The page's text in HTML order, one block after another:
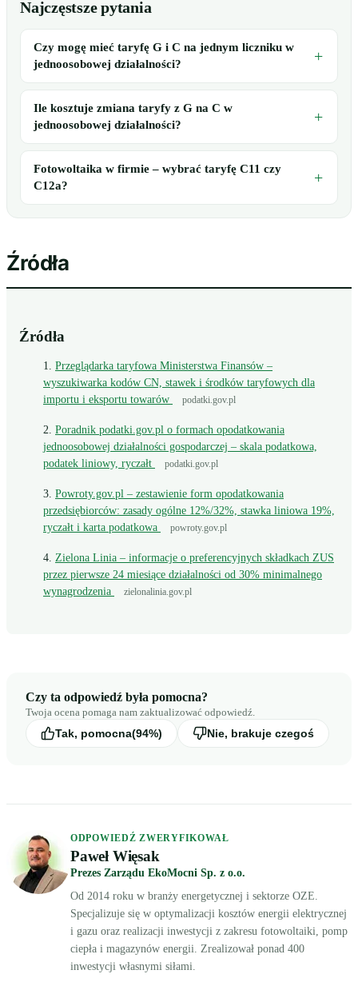
Najczęstsze pytania
Czy mogę mieć taryfę G i C na jednym liczniku w
jednoosobowej działalności?
Ile kosztuje zmiana taryfy z G na C w
jednoosobowej działalności?
Fotowoltaika w firmie – wybrać taryfę C11 czy
C12a?
Źródła
Źródła
Przeglądarka taryfowa Ministerstwa Finansów –
wyszukiwarka kodów CN, stawek i środków taryfowych dla
importu i eksportu towarów
podatki.gov.pl
Poradnik podatki.gov.pl o formach opodatkowania
jednoosobowej działalności gospodarczej – skala podatkowa,
podatek liniowy, ryczałt
podatki.gov.pl
Powroty.gov.pl – zestawienie form opodatkowania
przedsiębiorców: zasady ogólne 12%/32%, stawka liniowa 19%,
ryczałt i karta podatkowa
powroty.gov.pl
Zielona Linia – informacje o preferencyjnych składkach ZUS
przez pierwsze 24 miesiące działalności od 30% minimalnego
wynagrodzenia
zielonalinia.gov.pl
Czy ta odpowiedź była pomocna?
Twoja ocena pomaga nam zaktualizować odpowiedź.
Tak, pomocna(94%) Nie, brakuje czegoś
ODPOWIEDŹ ZWERYFIKOWAŁ
Paweł Więsak
Prezes Zarządu EkoMocni Sp. z o.o.
Od 2014 roku w branży energetycznej i sektorze OZE.
Specjalizuje się w optymalizacji kosztów energii elektrycznej
i gazu oraz realizacji inwestycji z zakresu fotowoltaiki, pomp
ciepła i magazynów energii. Zrealizował ponad 400
inwestycji własnymi siłami.